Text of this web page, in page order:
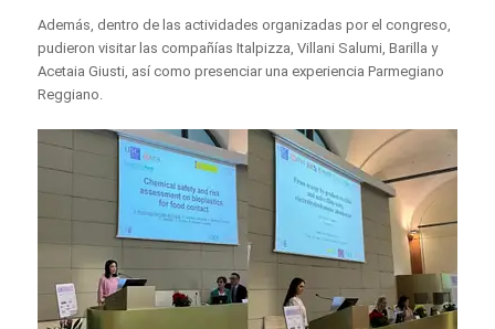
Además, dentro de las actividades organizadas por el congreso,
pudieron visitar las compañías Italpizza, Villani Salumi, Barilla y
Acetaia Giusti, así como presenciar una experiencia Parmegiano
Reggiano.